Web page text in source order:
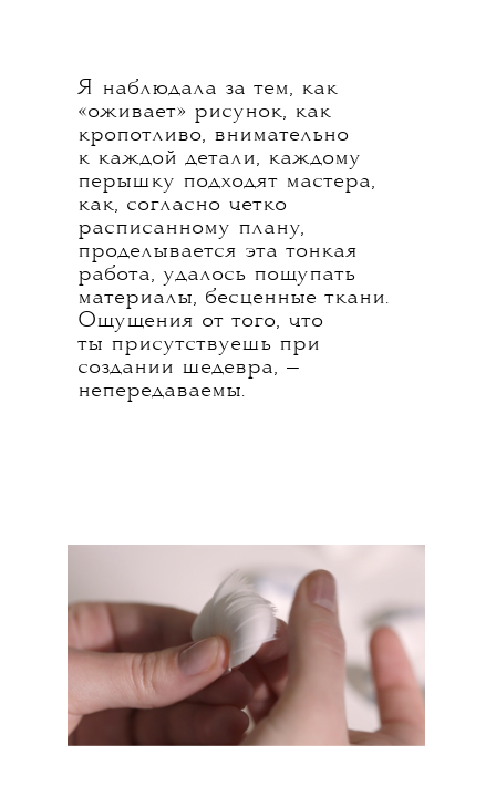
Я наблюдала за тем, как
«оживает» рисунок, как
кропотливо, внимательно
к каждой детали, каждому
перышку подходят мастера,
как, согласно четко
расписанному плану,
проделывается эта тонкая
работа, удалось пощупать
материалы, бесценные ткани.
Ощущения от того, что
ты присутствуешь при
создании шедевра, —
непередаваемы.